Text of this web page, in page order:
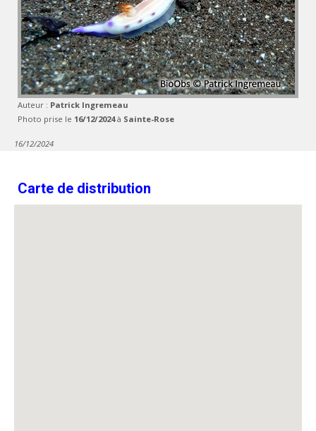
Auteur : Patrick Ingremeau
Photo prise le 16/12/2024à Sainte-Rose
16/12/2024
Carte de distribution